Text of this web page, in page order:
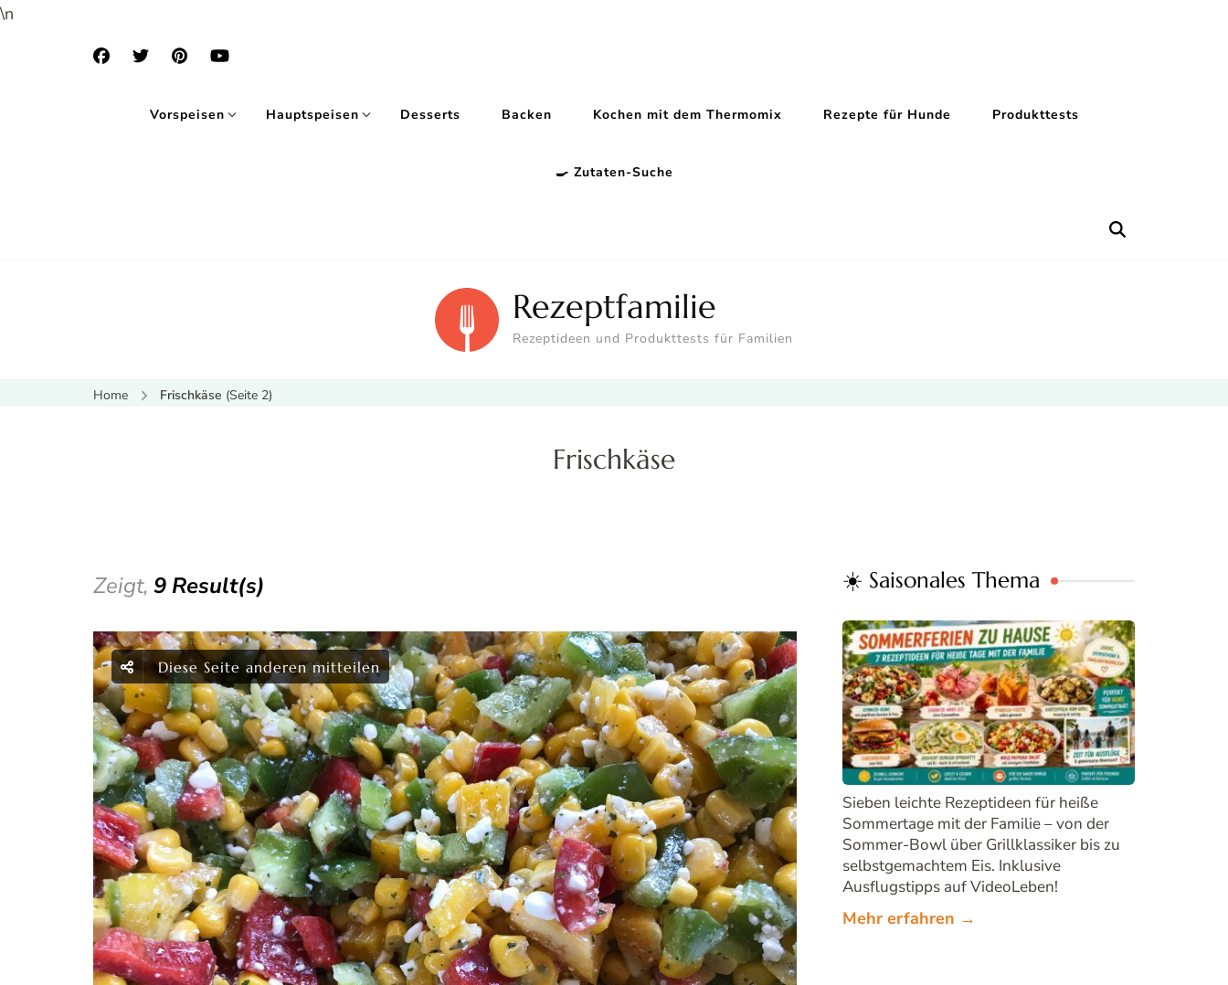
\n
Vorspeisen Hauptspeisen Desserts Backen Kochen mit dem Thermomix Rezepte für Hunde Produkttests
🍳 Zutaten-Suche
Rezeptfamilie
Rezeptideen und Produkttests für Familien
Home Frischkäse (Seite 2)
Frischkäse
Zeigt, 9 Result(s)
Diese Seite anderen mitteilen
☀️ Saisonales Thema
Sieben leichte Rezeptideen für heiße
Sommertage mit der Familie – von der
Sommer-Bowl über Grillklassiker bis zu
selbstgemachtem Eis. Inklusive
Ausflugstipps auf VideoLeben!
Mehr erfahren →